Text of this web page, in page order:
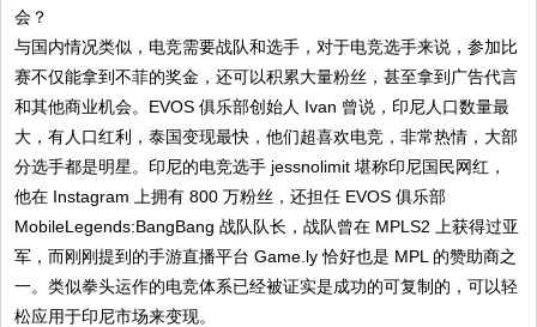
与国内情况类似，电竞需要战队和选手，对于电竞选手来说，参加比
赛不仅能拿到不菲的奖金，还可以积累大量粉丝，甚至拿到广告代言
和其他商业机会。EVOS 俱乐部创始人 Ivan 曾说，印尼人口数量最
大，有人口红利，泰国变现最快，他们超喜欢电竞，非常热情，大部
分选手都是明星。印尼的电竞选手 jessnolimit 堪称印尼国民网红，
他在 Instagram 上拥有 800 万粉丝，还担任 EVOS 俱乐部
MobileLegends:BangBang 战队队长，战队曾在 MPLS2 上获得过亚
军，而刚刚提到的手游直播平台 Game.ly 恰好也是 MPL 的赞助商之
一。类似拳头运作的电竞体系已经被证实是成功的可复制的，可以轻
松应用于印尼市场来变现。